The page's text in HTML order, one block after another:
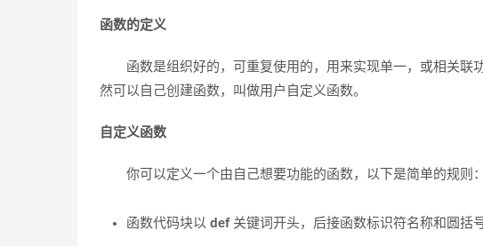
函数的定义
函数是组织好的，可重复使用的，用来实现单一，或相关
然可以自己创建函数，叫做用户自定义函数。
自定义函数
你可以定义一个由自己想要功能的函数，以下是简单的规则：
函数代码块以 def关键词开头，后接函数标识符名称和圆括